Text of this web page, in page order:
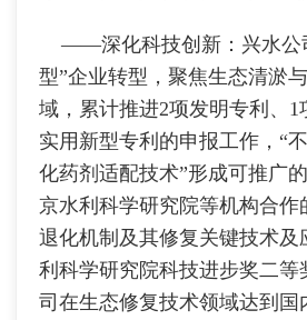
——深化科技创新：兴水公
型”企业转型，聚焦生态清淤
域，累计推进2项发明专利、1
实用新型专利的申报工作，“
化药剂适配技术”形成可推广
京水利科学研究院等机构合作
退化机制及其修复关键技术及
利科学研究院科技进步奖二等
司在生态修复技术领域达到国